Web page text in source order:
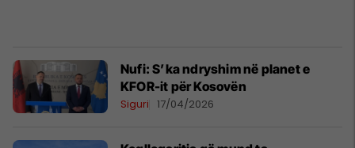
​Nufi: S’ka ndryshim në planet e
KFOR-it për Kosovën
Siguri 17/04/2026